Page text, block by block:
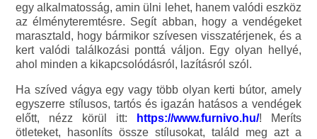
egy alkalmatosság, amin ülni lehet, hanem valódi eszköz
az élményteremtésre. Segít abban, hogy a vendégeket
marasztald, hogy bármikor szívesen visszatérjenek, és a
kert valódi találkozási ponttá váljon. Egy olyan hellyé,
ahol minden a kikapcsolódásról, lazításról szól.
Ha szíved vágya egy vagy több olyan kerti bútor, amely
egyszerre stílusos, tartós és igazán hatásos a vendégek
előtt, nézz körül itt:
https://www.furnivo.hu/! Meríts
ötleteket, hasonlíts össze stílusokat, találd meg azt a